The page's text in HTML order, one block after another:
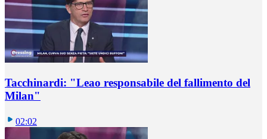
Tacchinardi: "Leao responsabile del fallimento del
Milan"
02:02